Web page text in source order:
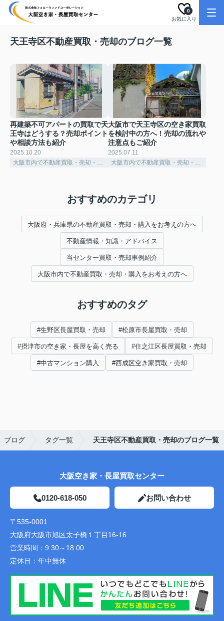
お気に入り
0
天王寺区不動産買取・売却のブログ一覧
再建築不可アパートの買取で天
王寺はどうする？売却ポイント
や相談方法も紹介
2025.10.20
大阪市で天王寺区の空き家買取
を検討中の方へ！売却の流れや
注意点もご紹介
2025.07.11
おすすめのカテゴリ
大阪府・兵庫県の不動産買取・売却・購入をお考えの方へ
不動産情報・知識・アドバイス
当センター買取・売却事例紹介
大阪市内で不動産買取・売却・購入をお考えの方へ
おすすめのタグ
#生野区長屋買取・売却 #松原市長屋買取・売却
#摂津市の空き家・長屋を高く売る #住之江区長屋買取・売却
#中古マンション購入 #西成区空き家買取・売却
ブログ タグ一覧 天王寺区不動産買取・売却のブログ一覧
大阪空き家・長屋買取センター
0120-618-050 お問い合わせ
〒535-0001
大阪府大阪市旭区太子橋１丁目16-16
営業時間： 9:30～18:00
定休日： 年中無休